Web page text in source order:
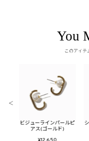
You
このアイテ
ビジューラインパールピ
アス(ゴールド)
＜